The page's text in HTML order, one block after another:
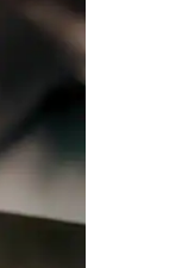
of swipen.